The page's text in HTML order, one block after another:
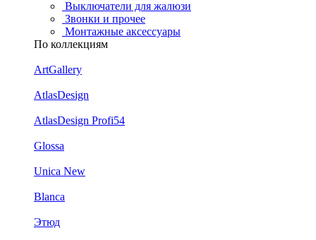
Выключатели для жалюзи
Звонки и прочее
Монтажные аксессуары
По коллекциям
ArtGallery
AtlasDesign
AtlasDesign Profi54
Glossa
Unica New
Blanca
Этюд